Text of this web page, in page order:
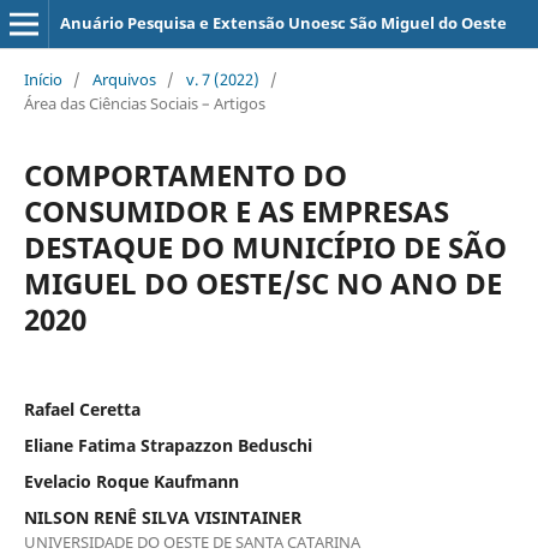
Anuário Pesquisa e Extensão Unoesc São Miguel do Oeste
Início / Arquivos / v. 7 (2022)
/
Área das Ciências Sociais – Artigos
COMPORTAMENTO DO
CONSUMIDOR E AS EMPRESAS
DESTAQUE DO MUNICÍPIO DE SÃO
MIGUEL DO OESTE/SC NO ANO DE
2020
Rafael Ceretta
Eliane Fatima Strapazzon Beduschi
Evelacio Roque Kaufmann
NILSON RENÊ SILVA VISINTAINER
UNIVERSIDADE DO OESTE DE SANTA CATARINA